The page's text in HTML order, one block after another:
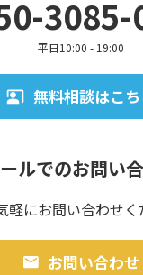
3085-
平日10:00 - 19:00
無料相談はこち
ルでのお問い
軽にお問い合わせく
お問い合わせ